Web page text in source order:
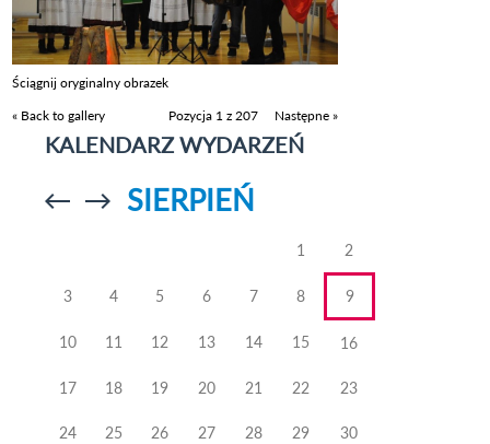
Ściągnij oryginalny obrazek
« Back to gallery
Pozycja 1 z 207 Następne »
KALENDARZ WYDARZEŃ
Przejdź doPrzejdź do
SIERPIEŃ
1 2
3 4 5 6 7 8 9
10 11 12 13 14 15 16
17 18 19 20 21 22 23
24 25 26 27 28 29 30